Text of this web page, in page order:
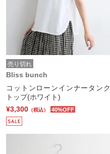
売り切れ
Bliss bunch
コットンローンインナータンク
トップ(ホワイト)
¥3,300 （税込） 40%OFF